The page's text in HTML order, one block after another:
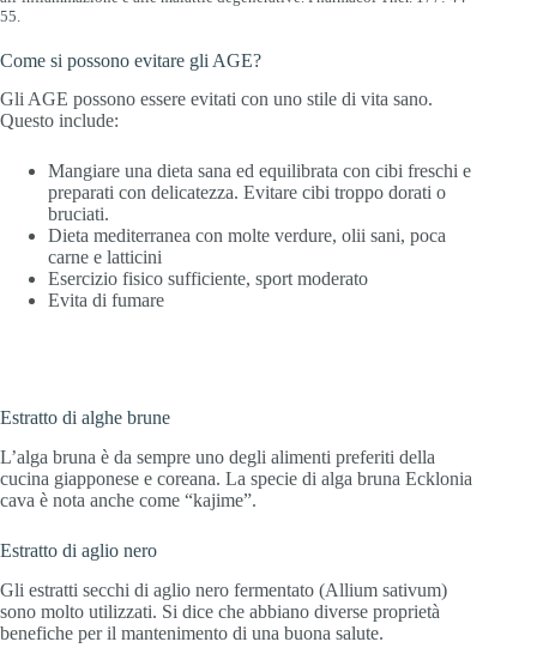
55.
Come si possono evitare gli AGE?
Gli AGE possono essere evitati con uno stile di vita sano.
Questo include:
Mangiare una dieta sana ed equilibrata con cibi freschi e
preparati con delicatezza. Evitare cibi troppo dorati o
bruciati.
Dieta mediterranea con molte verdure, olii sani, poca
carne e latticini
Esercizio fisico sufficiente, sport moderato
Evita di fumare
Estratto di alghe brune
L’alga bruna è da sempre uno degli alimenti preferiti della
cucina giapponese e coreana. La specie di alga bruna Ecklonia
cava è nota anche come “kajime”.
Estratto di aglio nero
Gli estratti secchi di aglio nero fermentato (Allium sativum)
sono molto utilizzati. Si dice che abbiano diverse proprietà
benefiche per il mantenimento di una buona salute.